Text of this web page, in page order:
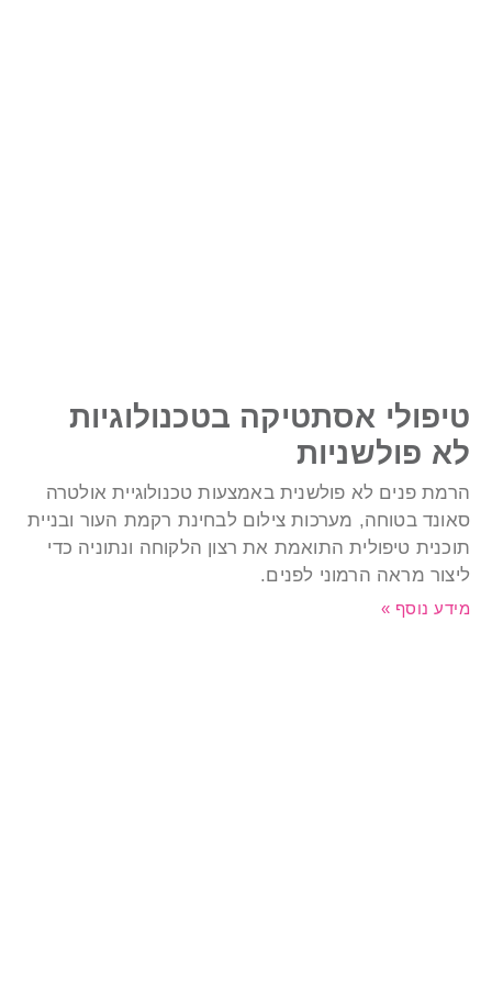
אסתטיקה בטכנולוגיות
פולשניות
פנים לא פולשנית באמצעות טכנולוגיית אולטרה
בטוחה, מערכות צילום לבחינת רקמת העור ובניית
טיפולית התואמת את רצון הלקוחה ונתוניה כדי
מראה הרמוני לפנים.
נוסף »